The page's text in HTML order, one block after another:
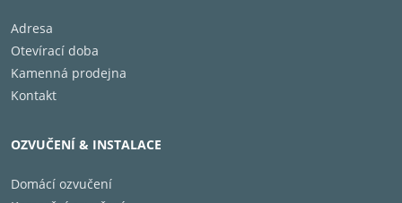
Adresa
Otevírací doba
Kamenná prodejna
Kontakt
OZVUČENÍ & INSTALACE
Domácí ozvučení